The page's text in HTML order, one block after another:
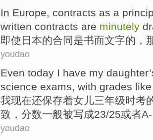
In Europe, contracts as a
written contracts are minutely
即使 日本的合同是书面文字的，
youdao
Even today I have my daughter
science exams, with grades
我现在还保存着女儿三年级时考
致， 分数一般被写成23/25或者A
youdao